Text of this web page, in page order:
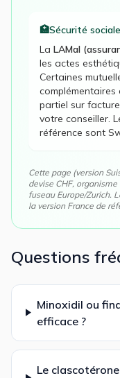
🏥Sécurité
La LAMal
les actes
Certaines
partiel sur
votre conseiller.
référence sont
Cette page (version
devise CHF, organisme
fuseau Europe/Zurich.
la version France de
Questions
Minoxidil ou
efficace ?
Le